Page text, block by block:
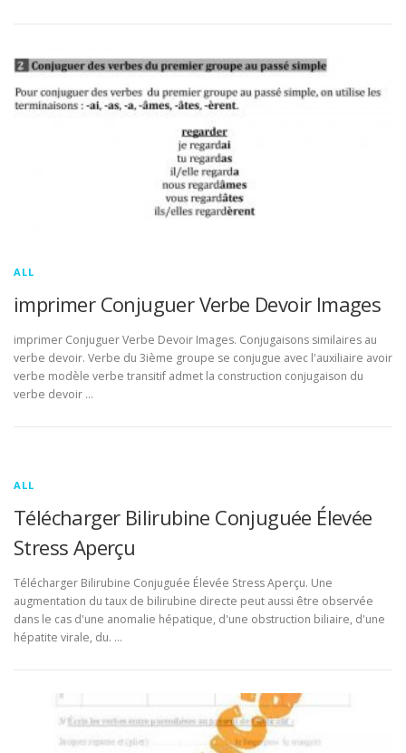
ALL
imprimer Conjuguer Verbe Devoir Images
imprimer Conjuguer Verbe Devoir Images. Conjugaisons similaires au
verbe devoir. Verbe du 3ième groupe se conjugue avec l'auxiliaire avoir
verbe modèle verbe transitif admet la construction conjugaison du
verbe devoir …
ALL
Télécharger Bilirubine Conjuguée Élevée
Stress Aperçu
Télécharger Bilirubine Conjuguée Élevée Stress Aperçu. Une
augmentation du taux de bilirubine directe peut aussi être observée
dans le cas d'une anomalie hépatique, d'une obstruction biliaire, d'une
hépatite virale, du. …